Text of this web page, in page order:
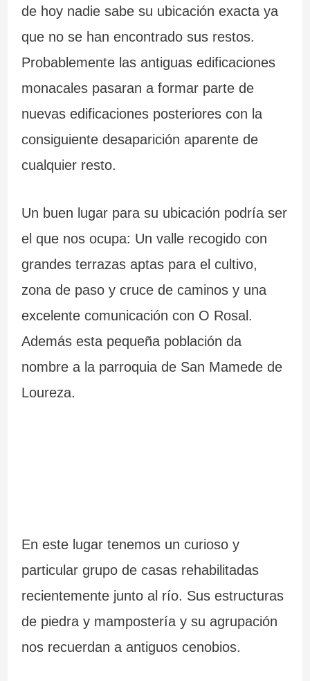
de hoy nadie sabe su ubicación exacta ya
que no se han encontrado sus restos.
Probablemente las antiguas edificaciones
monacales pasaran a formar parte de
nuevas edificaciones posteriores con la
consiguiente desaparición aparente de
cualquier resto.
Un buen lugar para su ubicación podría ser
el que nos ocupa: Un valle recogido con
grandes terrazas aptas para el cultivo,
zona de paso y cruce de caminos y una
excelente comunicación con O Rosal.
Además esta pequeña población da
nombre a la parroquia de San Mamede de
Loureza.
En este lugar tenemos un curioso y
particular grupo de casas rehabilitadas
recientemente junto al río. Sus estructuras
de piedra y mampostería y su agrupación
nos recuerdan a antiguos cenobios.